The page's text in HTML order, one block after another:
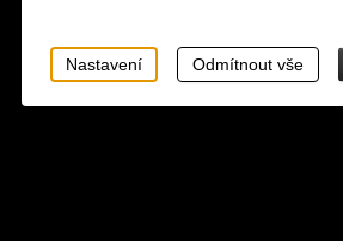
Nastavení Odmítnout vše